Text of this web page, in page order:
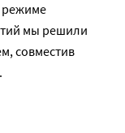
режиме
мы решили
совместив